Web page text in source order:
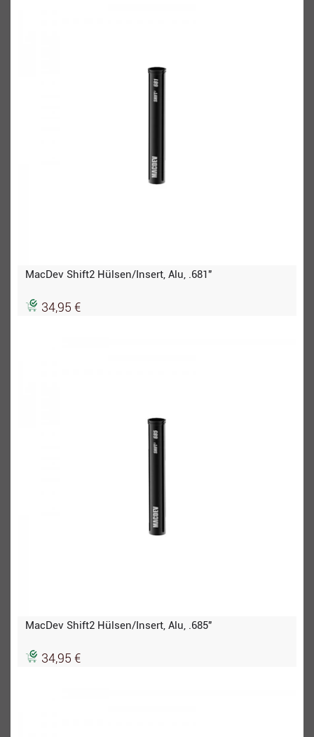
MacDev Shift2 Hülsen/Insert, Alu, .681"
34,95 €
MacDev Shift2 Hülsen/Insert, Alu, .685"
34,95 €